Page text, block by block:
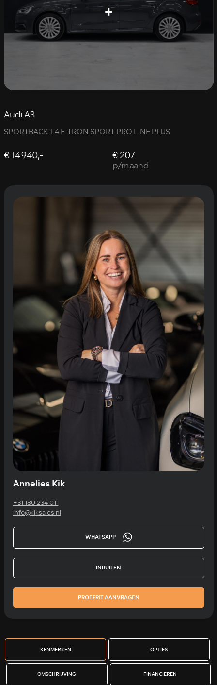
Audi A3
SPORTBACK 1.4 E-TRON SPORT PRO LINE PLUS
€ 14.940,- € 207
p/maand
Annelies Kik
+31 180 234 011
info@kiksales.nl
WHATSAPP
INRUILEN
PROEFRIT AANVRAGEN
KENMERKEN OPTIES
OMSCHRIJVING FINANCIEREN